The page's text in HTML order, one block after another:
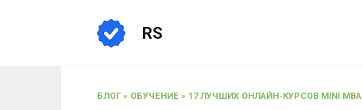
RS
БЛОГ» ОБУЧЕНИЕ » 17 ЛУЧШИХ ОНЛАЙН-КУРСОВ MINI MBA